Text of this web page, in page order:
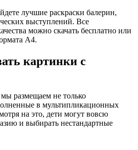
лучшие раскраски балерин,
выступлений. Все
можно скачать бесплатно или
А4.
картинки с
размещаем не только
в мультипликационных
на это, дети могут вовсю
и выбирать нестандартные